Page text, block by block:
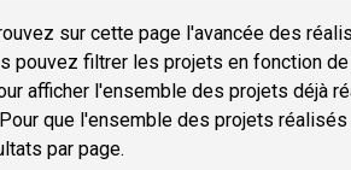
sur cette page l'avancée des
pouvez filtrer les projets en fonction
afficher l'ensemble des projets déjà
que l'ensemble des projets réalisés
par page.